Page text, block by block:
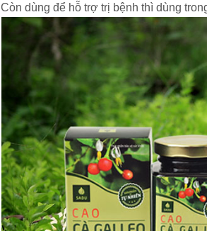
Còn dùng để hỗ trợ trị bệnh thì dùng